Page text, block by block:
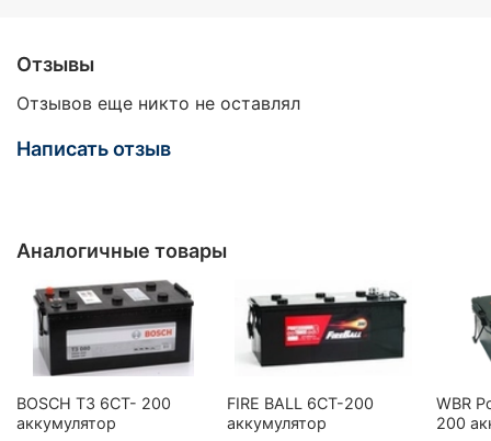
Отзывы
Отзывов еще никто не оставлял
Написать отзыв
Аналогичные товары
BOSCH T3 6CT- 200
аккумулятор
FIRE BALL 6СТ-200
аккумулятор
WBR
200